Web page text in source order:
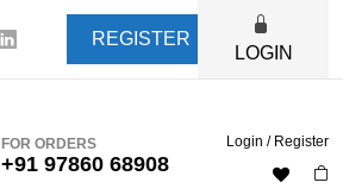
REGISTER
LOGIN
FOR ORDERS
+91 97860 68908
Login / Register